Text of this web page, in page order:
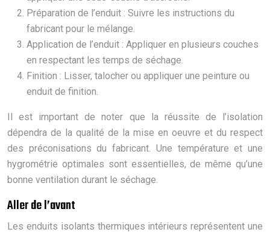
Préparation de l’enduit : Suivre les instructions du
fabricant pour le mélange.
Application de l’enduit : Appliquer en plusieurs couches
en respectant les temps de séchage.
Finition : Lisser, talocher ou appliquer une peinture ou
enduit de finition.
Il est important de noter que la réussite de l’isolation
dépendra de la qualité de la mise en oeuvre et du respect
des préconisations du fabricant. Une température et une
hygrométrie optimales sont essentielles, de même qu’une
bonne ventilation durant le séchage.
Aller de l’avant
Les enduits isolants thermiques intérieurs représentent une